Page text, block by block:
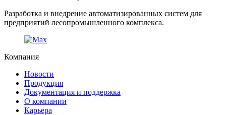
Разработка и внедрение автоматизированных систем для
предприятий лесопромышленного комплекса.
Компания
Новости
Продукция
Документация и поддержка
О компании
Карьера